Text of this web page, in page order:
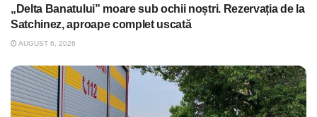
„Delta Banatului” moare sub ochii noștri. Rezervația de la
Satchinez, aproape complet uscată
AUGUST 6, 2026